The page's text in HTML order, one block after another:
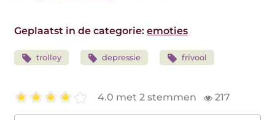
Geplaatst in de categorie: emoties
trolley depressie frivool
4.0 met 2 stemmen 217